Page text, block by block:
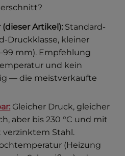
Artikel): Standard-
Druckklasse, kleiner
mm). Empfehlung
und kein
— die meistverkaufte
Gleicher Druck, gleicher
aber bis 230 °C und mit
verzinktem Stahl.
(Heizung